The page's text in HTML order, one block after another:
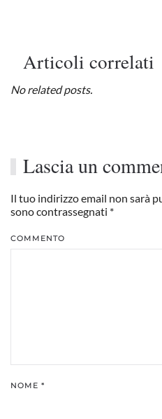
Articoli correlati
No related posts.
Lascia un
Il tuo indirizzo email non sarà
sono contrassegnati *
COMMENTO
NOME *